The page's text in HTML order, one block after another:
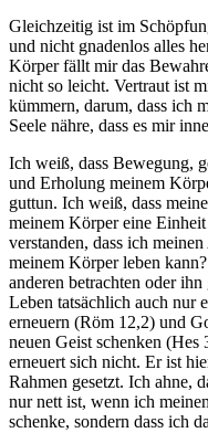
Gleichzeitig ist im
und nicht gnadenlos alles
Körper fällt mir das
nicht so leicht. Vertraut ist
kümmern, darum, dass ich
Seele nähre, dass es mir
Ich weiß, dass Bewegung,
und Erholung meinem
guttun. Ich weiß, dass
meinem Körper eine
verstanden, dass ich
meinem Körper leben
anderen betrachten oder
Leben tatsächlich auch nur
erneuern (Röm 12,2) und
neuen Geist schenken
erneuert sich nicht. Er ist
Rahmen gesetzt. Ich ahne,
nur nett ist, wenn ich
schenke, sondern dass ich